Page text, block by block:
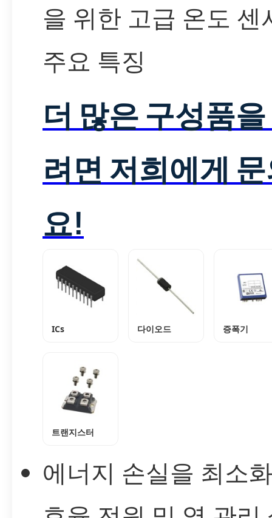
을 위한 고급 온도 센
주요 특징
더 많은 구성품
려면 저희에게
요!
ICs 다이오드 증폭기
트랜지스터
에너지 손실을 최소